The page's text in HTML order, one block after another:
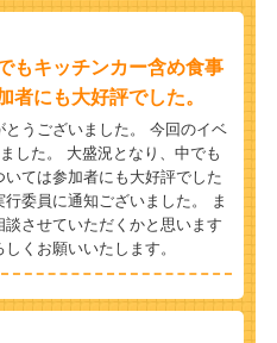
もキッチンカー含め食事
者にも大好評でした。
うございました。 今回のイベ
した。 大盛況となり、中でも
ては参加者にも大好評でした
委員に通知ございました。 ま
させていただくかと思います
くお願いいたします。